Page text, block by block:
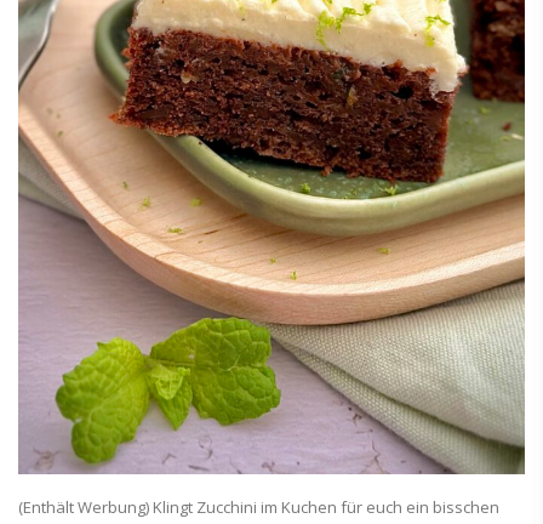
(Enthält Werbung) Klingt Zucchini im Kuchen für euch ein bisschen